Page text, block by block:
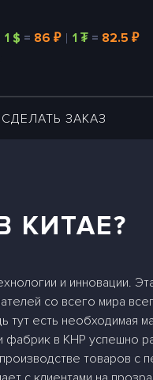
1 $ = 86 ₽ 1 ₮= 82.5 ₽
СДЕЛАТЬ ЗАКАЗ
КИТАЕ?
и инновации.
со всего мира
есть необходимая
в КНР успешно
товаров